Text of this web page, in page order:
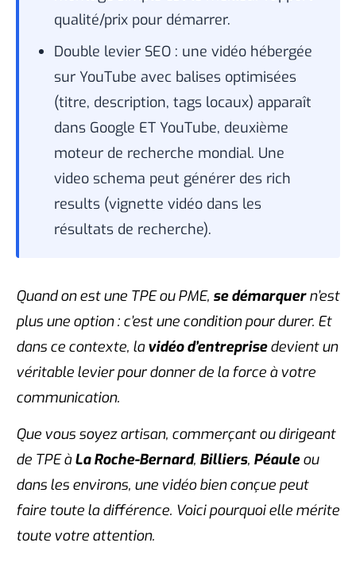
qualité/prix pour démarrer.
Double levier SEO : une vidéo hébergée
sur YouTube avec balises optimisées
(titre, description, tags locaux) apparaît
dans Google ET YouTube, deuxième
moteur de recherche mondial. Une
video schema peut générer des rich
results (vignette vidéo dans les
résultats de recherche).
Quand on est une TPE ou PME, se démarquern’est
plus une option : c’est une condition pour durer. Et
dans ce contexte, lavidéo d’entreprisedevient un
véritable levier pour donner de la force à votre
communication.
Que vous soyez artisan, commerçant ou dirigeant
de TPE àLa Roche-Bernard, Billiers, Péauleou
dans les environs, une vidéo bien conçue peut
faire toute la différence. Voici pourquoi elle mérite
toute votre attention.